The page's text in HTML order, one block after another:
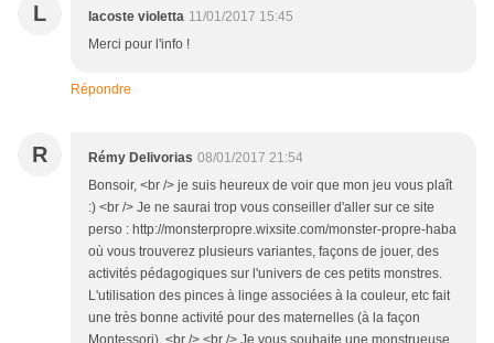
L lacoste violetta 11/01/2017 15:45
Merci pour l'info !
Répondre
R Rémy Delivorias 08/01/2017 21:54
Bonsoir, <br /> je suis heureux de voir que mon jeu vous plaît
:) <br /> Je ne saurai trop vous conseiller d'aller sur ce site
perso : http://monsterpropre.wixsite.com/monster-propre-haba
où vous trouverez plusieurs variantes, façons de jouer, des
activités pédagogiques sur l'univers de ces petits monstres.
L'utilisation des pinces à linge associées à la couleur, etc fait
une très bonne activité pour des maternelles (à la façon
Montessori). <br /> <br /> Je vous souhaite une monstrueuse